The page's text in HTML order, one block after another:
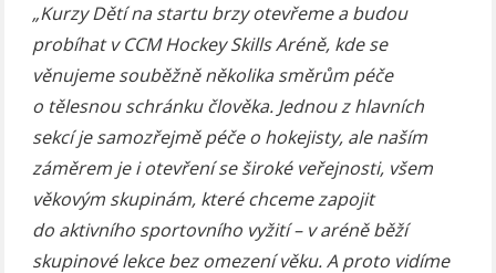
„Kurzy Dětí na startu brzy otevřeme a budou
probíhat v CCM Hockey Skills Aréně, kde se
věnujeme souběžně několika směrům péče
o tělesnou schránku člověka. Jednou z hlavních
sekcí je samozřejmě péče o hokejisty, ale naším
záměrem je i otevření se široké veřejnosti, všem
věkovým skupinám, které chceme zapojit
do aktivního sportovního vyžití – v aréně běží
skupinové lekce bez omezení věku. A proto vidíme